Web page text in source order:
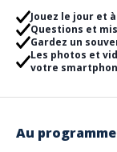
Jouez le jour et
Questions et
Gardez un
Les photos et
votre
Au programme